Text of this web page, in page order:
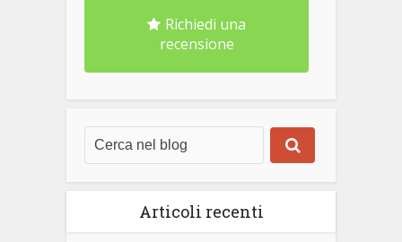
Richiedi una
recensione
Articoli recenti